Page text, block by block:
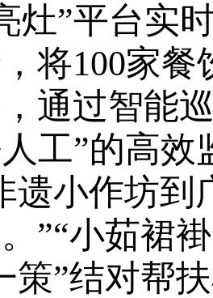
灶”平台实
将100家
通过智能
工”的高效
小作坊到
”“小茹裙
策”结对帮